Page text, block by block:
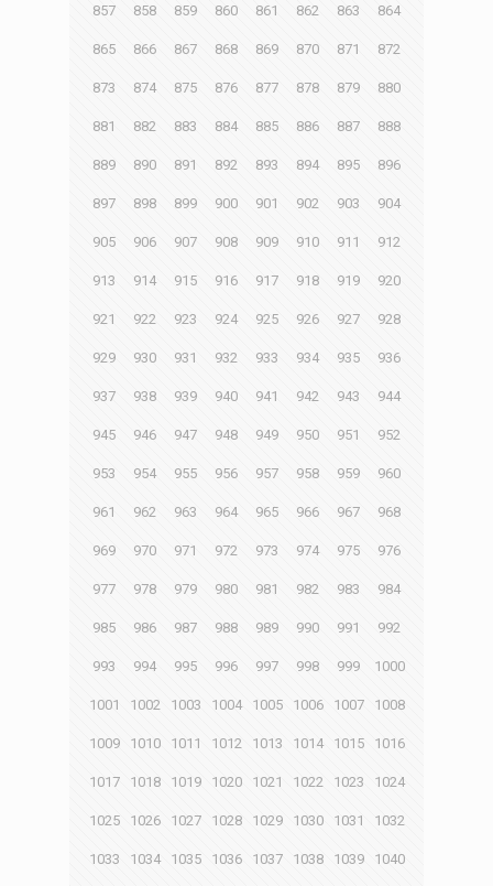
857 858 859 860 861 862 863 864
865 866 867 868 869 870 871 872
873 874 875 876 877 878 879 880
881 882 883 884 885 886 887 888
889 890 891 892 893 894 895 896
897 898 899 900 901 902 903 904
905 906 907 908 909 910 911 912
913 914 915 916 917 918 919 920
921 922 923 924 925 926 927 928
929 930 931 932 933 934 935 936
937 938 939 940 941 942 943 944
945 946 947 948 949 950 951 952
953 954 955 956 957 958 959 960
961 962 963 964 965 966 967 968
969 970 971 972 973 974 975 976
977 978 979 980 981 982 983 984
985 986 987 988 989 990 991 992
993 994 995 996 997 998 999 1000
1001 1002 1003 1004 1005 1006 1007 1008
1009 1010 1011 1012 1013 1014 1015 1016
1017 1018 1019 1020 1021 1022 1023 1024
1025 1026 1027 1028 1029 1030 1031 1032
1033 1034 1035 1036 1037 1038 1039 1040